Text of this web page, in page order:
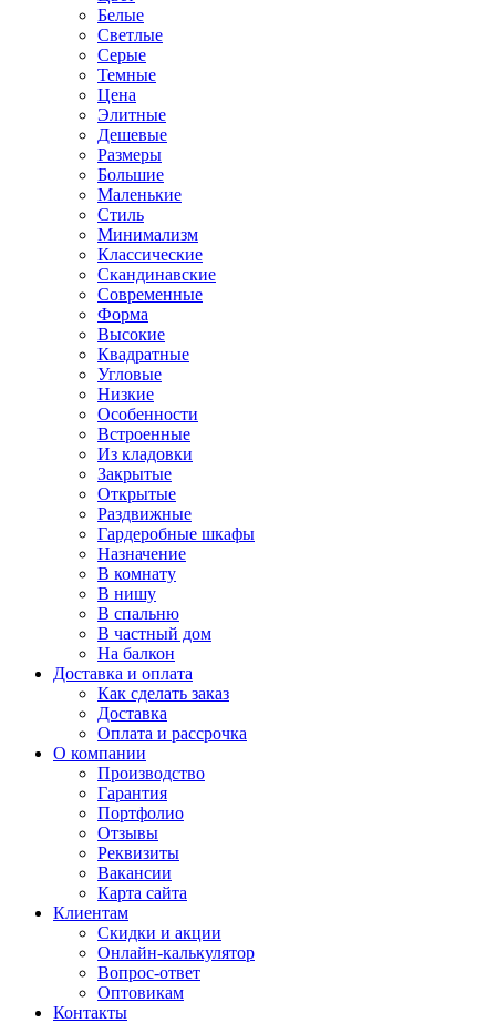
Белые
Светлые
Серые
Темные
Цена
Элитные
Дешевые
Размеры
Большие
Маленькие
Стиль
Минимализм
Классические
Скандинавские
Современные
Форма
Высокие
Квадратные
Угловые
Низкие
Особенности
Встроенные
Из кладовки
Закрытые
Открытые
Раздвижные
Гардеробные шкафы
Назначение
В комнату
В нишу
В спальню
В частный дом
На балкон
Доставка и оплата
Как сделать заказ
Доставка
Оплата и рассрочка
О компании
Производство
Гарантия
Портфолио
Отзывы
Реквизиты
Вакансии
Карта сайта
Клиентам
Скидки и акции
Онлайн-калькулятор
Вопрос-ответ
Оптовикам
Контакты